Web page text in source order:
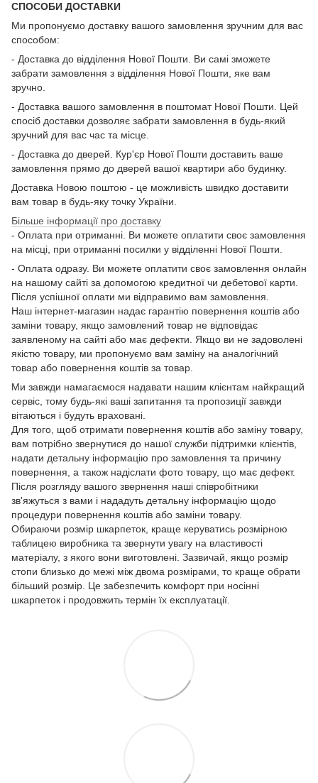
СПОСОБИ ДОСТАВКИ
Ми пропонуємо доставку вашого замовлення зручним для вас
способом:
- Доставка до відділення Нової Пошти. Ви самі зможете
забрати замовлення з відділення Нової Пошти, яке вам
зручно.
- Доставка вашого замовлення в поштомат Нової Пошти. Цей
спосіб доставки дозволяє забрати замовлення в будь-який
зручний для вас час та місце.
- Доставка до дверей. Кур'єр Нової Пошти доставить ваше
замовлення прямо до дверей вашої квартири або будинку.
Доставка Новою поштою - це можливість швидко доставити
вам товар в будь-яку точку України.
Більше інформації про доставку
- Оплата при отриманні. Ви можете оплатити своє замовлення
на місці, при отриманні посилки у відділенні Нової Пошти.
- Оплата одразу. Ви можете оплатити своє замовлення онлайн
на нашому сайті за допомогою кредитної чи дебетової карти.
Після успішної оплати ми відправимо вам замовлення.
Наш інтернет-магазин надає гарантію повернення коштів або
заміни товару, якщо замовлений товар не відповідає
заявленому на сайті або має дефекти. Якщо ви не задоволені
якістю товару, ми пропонуємо вам заміну на аналогічний
товар або повернення коштів за товар.
Ми завжди намагаємося надавати нашим клієнтам найкращий
сервіс, тому будь-які ваші запитання та пропозиції завжди
вітаються і будуть враховані.
Для того, щоб отримати повернення коштів або заміну товару,
вам потрібно звернутися до нашої служби підтримки клієнтів,
надати детальну інформацію про замовлення та причину
повернення, а також надіслати фото товару, що має дефект.
Після розгляду вашого звернення наші співробітники
зв'яжуться з вами і нададуть детальну інформацію щодо
процедури повернення коштів або заміни товару.
Обираючи розмір шкарпеток, краще керуватись розмірною
таблицею виробника та звернути увагу на властивості
матеріалу, з якого вони виготовлені. Зазвичай, якщо розмір
стопи близько до межі між двома розмірами, то краще обрати
більший розмір. Це забезпечить комфорт при носінні
шкарпеток і продовжить термін їх експлуатації.